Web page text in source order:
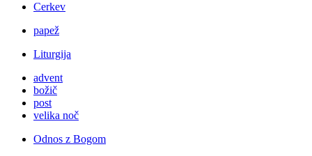
Cerkev
papež
Liturgija
advent
božič
post
velika noč
Odnos z Bogom